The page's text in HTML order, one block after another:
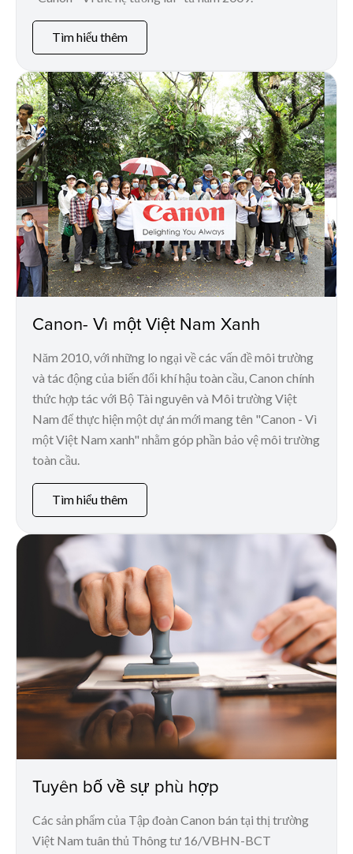
Tìm hiểu thêm
Canon- Vì một Việt Nam Xanh
Năm 2010, với những lo ngại về các vấn đề môi trường
và tác động của biến đổi khí hậu toàn cầu, Canon chính
thức hợp tác với Bộ Tài nguyên và Môi trường Việt
Nam để thực hiện một dự án mới mang tên "Canon - Vì
một Việt Nam xanh" nhằm góp phần bảo vệ môi trường
toàn cầu.
Tìm hiểu thêm
Tuyên bố về sự phù hợp
Các sản phẩm của Tập đoàn Canon bán tại thị trường
Việt Nam tuân thủ Thông tư 16/VBHN-BCT